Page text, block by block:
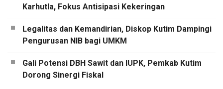
Karhutla, Fokus Antisipasi Kekeringan
Legalitas dan Kemandirian, Diskop Kutim Dampingi
Pengurusan NIB bagi UMKM
Gali Potensi DBH Sawit dan IUPK, Pemkab Kutim
Dorong Sinergi Fiskal